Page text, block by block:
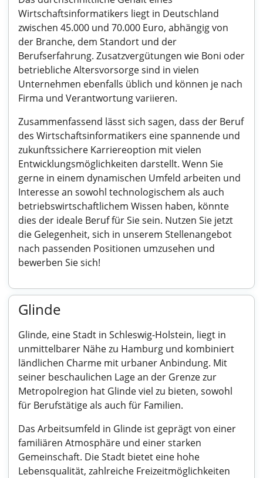
Wirtschaftsinformatikers liegt in Deutschland
zwischen 45.000 und 70.000 Euro, abhängig von
der Branche, dem Standort und der
Berufserfahrung. Zusatzvergütungen wie Boni oder
betriebliche Altersvorsorge sind in vielen
Unternehmen ebenfalls üblich und können je nach
Firma und Verantwortung variieren.
Zusammenfassend lässt sich sagen, dass der Beruf
des Wirtschaftsinformatikers eine spannende und
zukunftssichere Karriereoption mit vielen
Entwicklungsmöglichkeiten darstellt. Wenn Sie
gerne in einem dynamischen Umfeld arbeiten und
Interesse an sowohl technologischem als auch
betriebswirtschaftlichem Wissen haben, könnte
dies der ideale Beruf für Sie sein. Nutzen Sie jetzt
die Gelegenheit, sich in unserem Stellenangebot
nach passenden Positionen umzusehen und
bewerben Sie sich!
Glinde
Glinde, eine Stadt in Schleswig-Holstein, liegt in
unmittelbarer Nähe zu Hamburg und kombiniert
ländlichen Charme mit urbaner Anbindung. Mit
seiner beschaulichen Lage an der Grenze zur
Metropolregion hat Glinde viel zu bieten, sowohl
für Berufstätige als auch für Familien.
Das Arbeitsumfeld in Glinde ist geprägt von einer
familiären Atmosphäre und einer starken
Gemeinschaft. Die Stadt bietet eine hohe
Lebensqualität, zahlreiche Freizeitmöglichkeiten